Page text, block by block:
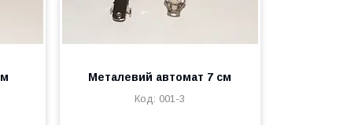
Металевий автомат 7 см
001-3